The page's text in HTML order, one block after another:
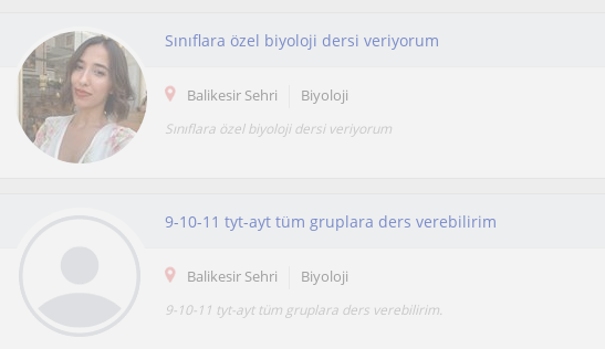
Sınıflara özel biyoloji dersi veriyorum
Balikesir Sehri Biyoloji
Sınıflara özel biyoloji dersi veriyorum
9-10-11 tyt-ayt tüm gruplara ders verebilirim
Balikesir Sehri Biyoloji
9-10-11 tyt-ayt tüm gruplara ders verebilirim.